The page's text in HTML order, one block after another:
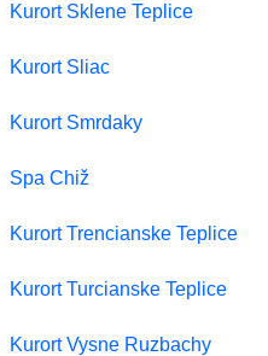
Kurort Sklene Teplice
Kurort Sliac
Kurort Smrdaky
Spa Chiž
Kurort Trencianske Teplice
Kurort Turcianske Teplice
Kurort Vysne Ruzbachy